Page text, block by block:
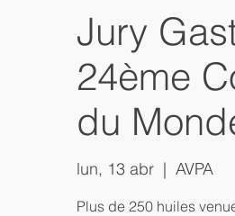
Jury
24ème
du
lun, 13 abr
  |
AVPA
Plus de 250 huiles